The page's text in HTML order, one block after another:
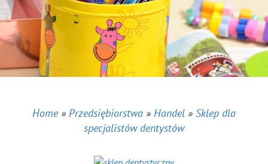
Home» Przedsiębiorstwa » Handel » Sklep dla
specjalistów dentystów